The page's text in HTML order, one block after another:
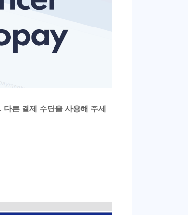
. 다른 결제 수단을 사용해 주세